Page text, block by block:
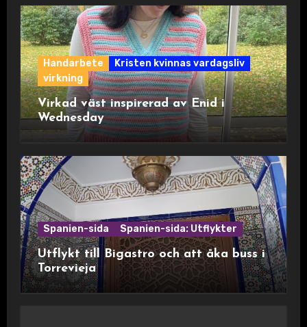
Handarbete
Kristen kvinnas vardagsliv
virkning
Virkad väst inspirerad av Enid i
Wednesday
Spanien-sida Spanien-sida: Utflykter
Utflykt till Bigastro och att åka buss i
Torrevieja